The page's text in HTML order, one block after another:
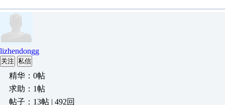
lizhendongg
关注 私信
精华：0帖
求助：1帖
帖子：13帖 | 492回